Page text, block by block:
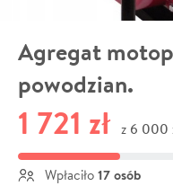
Agregat
powodzian.
1 721 zł z 6 000
Wpłaciło 17 osób